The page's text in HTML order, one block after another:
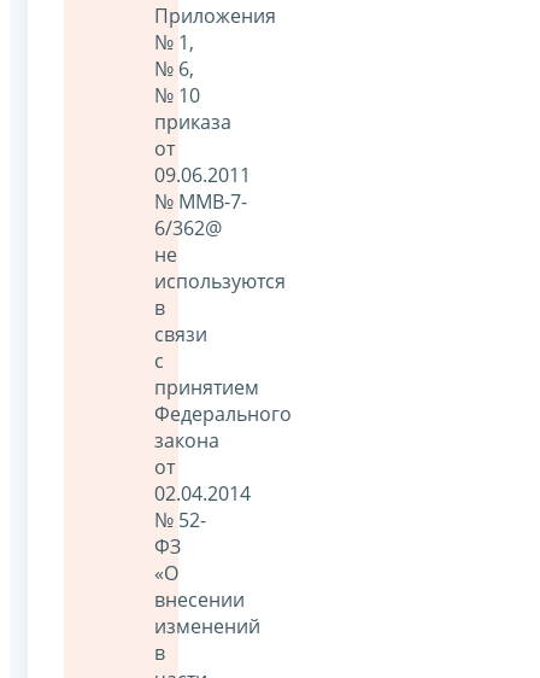
Приложения
№ 1,
№ 6,
№ 10
приказа
от
09.06.2011
№ ММВ-7-
6/362@
не
используются
в
связи
с
принятием
Федерального
закона
от
02.04.2014
№ 52-
ФЗ
«О
внесении
изменений
в